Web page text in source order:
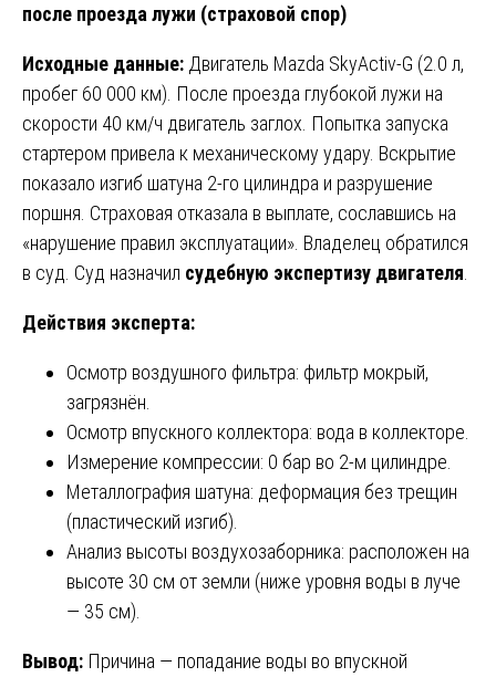
после проезда лужи (страховой спор)
Исходные данные: Двигатель Mazda SkyActiv-G (2.0 л,
пробег 60 000 км). После проезда глубокой лужи на
скорости 40 км/ч двигатель заглох. Попытка запуска
стартером привела к механическому удару. Вскрытие
показало изгиб шатуна 2-го цилиндра и разрушение
поршня. Страховая отказала в выплате, сославшись на
«нарушение правил эксплуатации». Владелец обратился
в суд. Суд назначил судебную экспертизу двигателя
Действия эксперта:
Осмотр воздушного фильтра: фильтр мокрый,
загрязнён.
Осмотр впускного коллектора: вода в коллекторе.
Измерение компрессии: 0 бар во 2-м цилиндре.
Металлография шатуна: деформация без трещин
(пластический изгиб).
Анализ высоты воздухозаборника: расположен на
высоте 30 см от земли (ниже уровня воды в луче
— 35 см).
Вывод: Причина — попадание воды во впускной